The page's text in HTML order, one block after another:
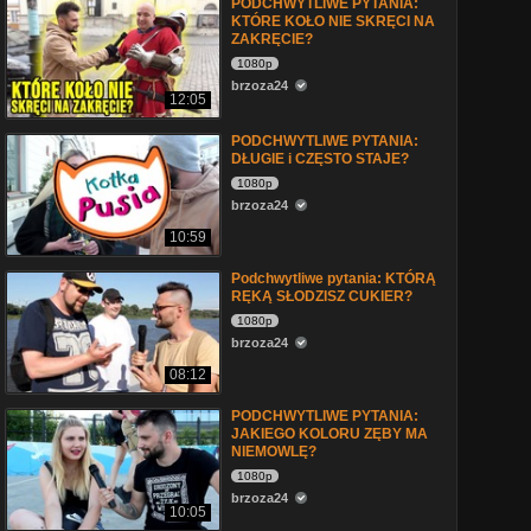
12:05
PODCHWYTLIWE PYTANIA:
KTÓRE KOŁO NIE SKRĘCI NA
ZAKRĘCIE?
1080p
brzoza24
10:59
PODCHWYTLIWE PYTANIA:
DŁUGIE i CZĘSTO STAJE?
1080p
brzoza24
08:12
Podchwytliwe pytania: KTÓRĄ
RĘKĄ SŁODZISZ CUKIER?
1080p
brzoza24
10:05
PODCHWYTLIWE PYTANIA:
JAKIEGO KOLORU ZĘBY MA
NIEMOWLĘ?
1080p
brzoza24